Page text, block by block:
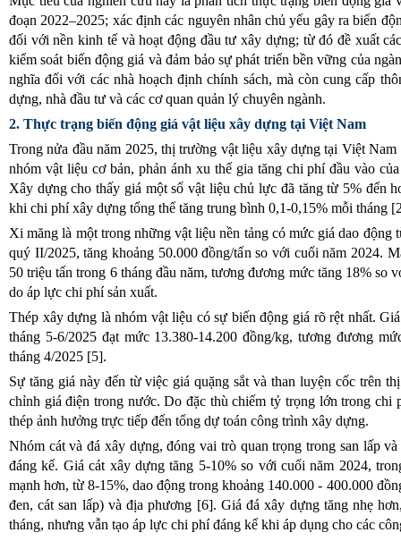
đoạn 2022–2025; xác định các nguyên nhân chủ yếu gây ra biến
đối với nền kinh tế và hoạt động đầu tư xây dựng; từ đó đề xuất
kiểm soát biến động giá và đảm bảo sự phát triển bền vững của
nghĩa đối với các nhà hoạch định chính sách, mà còn cung cấp
dựng, nhà đầu tư và các cơ quan quản lý chuyên ngành.
2. Thực trạng biến động giá vật liệu xây dựng tại Việt Nam
Trong nửa đầu năm 2025, thị trường vật liệu xây dựng tại Việt
nhóm vật liệu cơ bản, phản ánh xu thế gia tăng chi phí đầu vào
Xây dựng cho thấy giá một số vật liệu chủ lực đã tăng từ 5% đến
khi chi phí xây dựng tổng thể tăng trung bình 0,1-0,15% mỗi tháng
Xi măng là một trong những vật liệu nền tảng có mức giá dao động
quý II/2025, tăng khoảng 50.000 đồng/tấn so với cuối năm 2024.
50 triệu tấn trong 6 tháng đầu năm, tương đương mức tăng 18% so
do áp lực chi phí sản xuất.
Thép xây dựng là nhóm vật liệu có sự biến động giá rõ rệt nhất.
tháng 5-6/2025 đạt mức 13.380-14.200 đồng/kg, tương đương
tháng 4/2025 [5].
Sự tăng giá này đến từ việc giá quặng sắt và than luyện cốc trên
chỉnh giá điện trong nước. Do đặc thù chiếm tỷ trọng lớn trong chi
thép ảnh hưởng trực tiếp đến tổng dự toán công trình xây dựng.
Nhóm cát và đá xây dựng, đóng vai trò quan trọng trong san lấp
đáng kể. Giá cát xây dựng tăng 5-10% so với cuối năm 2024,
mạnh hơn, từ 8-15%, dao động trong khoảng 140.000 - 400.000
đen, cát san lấp) và địa phương [6]. Giá đá xây dựng tăng nhẹ
tháng, nhưng vẫn tạo áp lực chi phí đáng kể khi áp dụng cho các